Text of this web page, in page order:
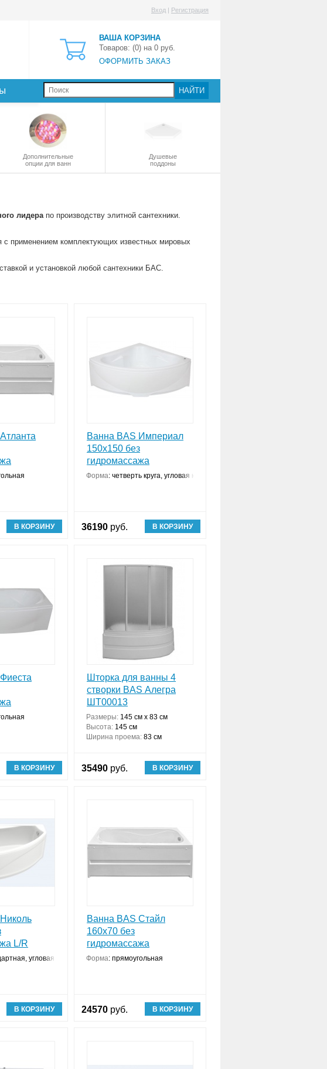
Вход | Регистрация
ВАША КОРЗИНА
Товаров: (0) на 0 руб.
ОФОРМИТЬ ЗАКАЗ
НАЙТИ
Дополнительные
опции для ванн
Душевые
поддоны
лидерапо производству элитной сантехники.
с применением комплектующих известных мировых
и установкой любой сантехники БАС.
В КОРЗИНУ
Ванна BAS Империал
150х150 без
гидромассажа
Форма: четверть круга, угловая конструкция
36190 руб. В КОРЗИНУ
В КОРЗИНУ
Шторка для ванны 4
створки BAS Алегра
ШТ00013
Размеры: 145 см х 83 см
Высота: 145 см
Ширина проема: 83 см
35490 руб. В КОРЗИНУ
L/R
угловая конструкция
В КОРЗИНУ
Ванна BAS Стайл
160х70 без
гидромассажа
Форма: прямоугольная
24570 руб. В КОРЗИНУ